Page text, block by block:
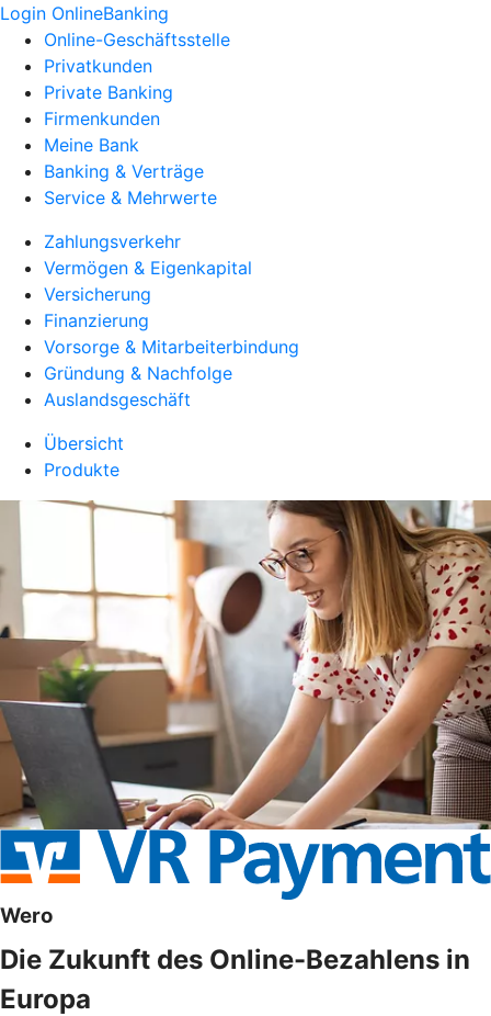
Login OnlineBanking
Online-Geschäftsstelle
Privatkunden
Private Banking
Firmenkunden
Meine Bank
Banking & Verträge
Service & Mehrwerte
Zahlungsverkehr
Vermögen & Eigenkapital
Versicherung
Finanzierung
Vorsorge & Mitarbeiterbindung
Gründung & Nachfolge
Auslandsgeschäft
Übersicht
Produkte
Wero
Die Zukunft des Online-Bezahlens in
Europa